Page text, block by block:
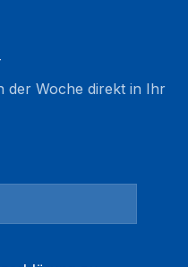
der Woche direkt in Ihr